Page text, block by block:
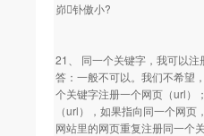
峁钋傲小?
21、 同一个关键字，我可以
答：一般不可以。我们不希望
个关键字注册一个网页（url）
（url），如果指向同一个网
网站里的网页重复注册同一个